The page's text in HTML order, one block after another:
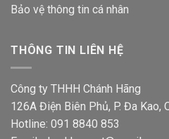
Bảo vệ thông tin cá nhân
THÔNG TIN LIÊN HỆ
Công ty THHH Chánh Hãng
126A Điện Biên Phủ, P. Đa Kao,
Hotline: 091 8840 853